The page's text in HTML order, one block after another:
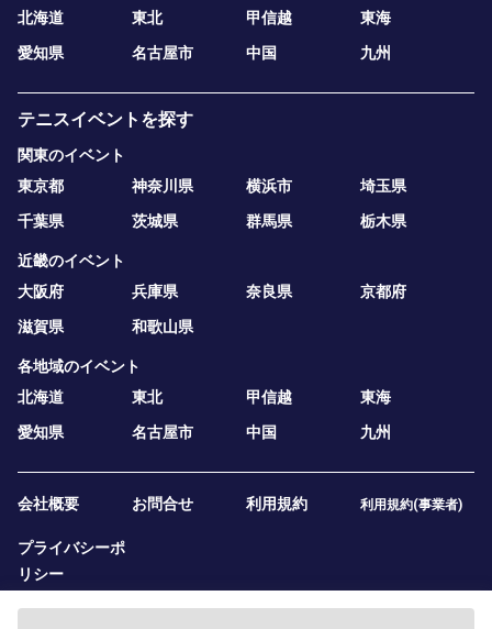
北海道
東北 甲信越
東海
愛知県
名古屋市 中国 九州
テニスイベントを探す
関東のイベント
東京都
神奈川県 横浜市
埼玉県
千葉県
茨城県 群馬県 栃木県
近畿のイベント
大阪府
兵庫県 奈良県
京都府
滋賀県
和歌山県
各地域のイベント
北海道
東北 甲信越
東海
愛知県
名古屋市 中国 九州
会社概要 お問合せ 利用規約 利用規約(事業者)
プライバシーポ
リシー